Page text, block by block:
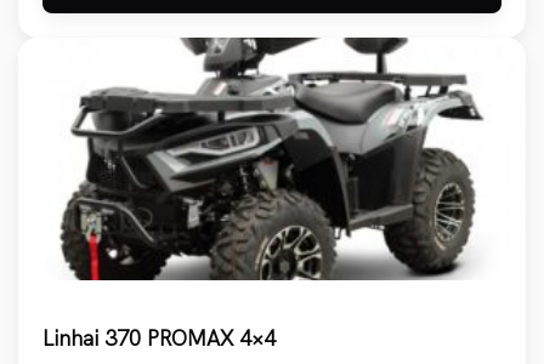
Linhai 370 PROMAX 4×4